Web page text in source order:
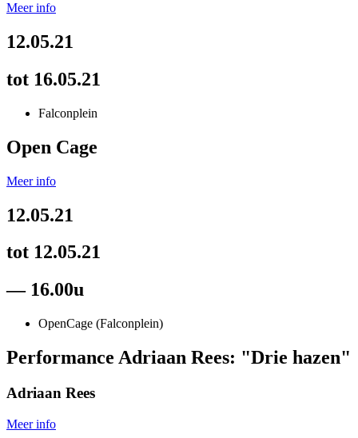
Meer info
12.05.21
tot 16.05.21
Falconplein
Open Cage
Meer info
12.05.21
tot 12.05.21
— 16.00u
OpenCage (Falconplein)
Performance Adriaan Rees: "Drie hazen"
Adriaan Rees
Meer info